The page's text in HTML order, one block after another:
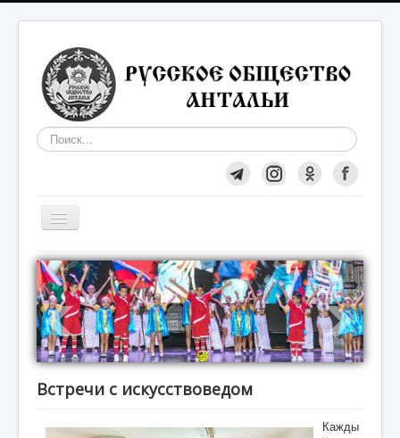
Искать...
Включить/
выключить
навигацию
Общество
О нас
Встречи с искусствоведом
Кажды